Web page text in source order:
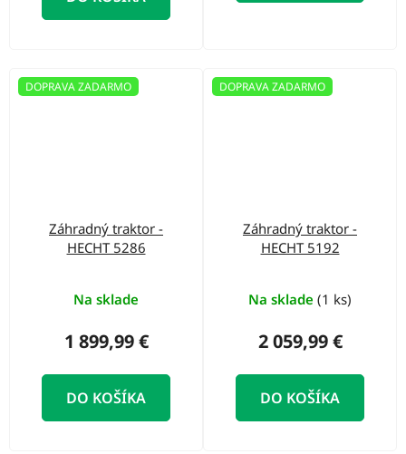
DOPRAVA ZADARMO
Záhradný traktor -
HECHT 5286
Na sklade
1 899,99 €
DO KOŠÍKA
DOPRAVA ZADARMO
Záhradný traktor -
HECHT 5192
Na sklade (1 ks)
2 059,99 €
DO KOŠÍKA